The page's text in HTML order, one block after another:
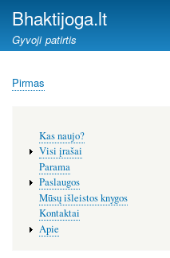
Bhaktijoga.lt
Gyvoji patirtis
Kelias
Pirmas
meniu
Kas naujo?
Visi įrašai
Parama
Paslaugos
Mūsų išleistos knygos
Kontaktai
Apie